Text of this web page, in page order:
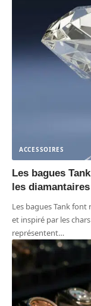
ACCESSOIRES
Les bagues
les diamantaires
Les bagues Tank
et inspiré par les
représentent…